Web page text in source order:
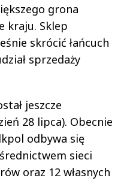
grona
kraju. Sklep
skrócić łańcuch
sprzedaży
jeszcze
28 lipca). Obecnie
odbywa się
sieci
oraz 12 własnych